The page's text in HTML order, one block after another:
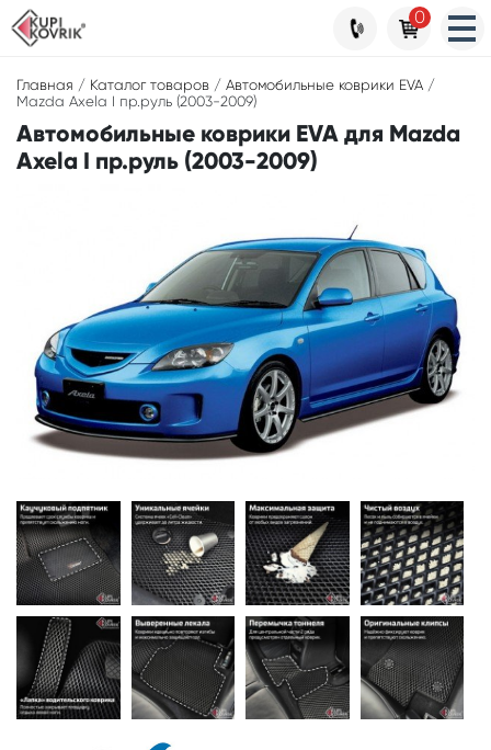
Главная / Каталог товаров / Автомобильные коврики EVA /
Mazda Axela I пр.руль (2003-2009)
Автомобильные коврики EVA для Mazda
Axela I пр.руль (2003-2009)
0